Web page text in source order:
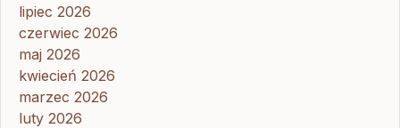
lipiec 2026
czerwiec 2026
maj 2026
kwiecień 2026
marzec 2026
luty 2026